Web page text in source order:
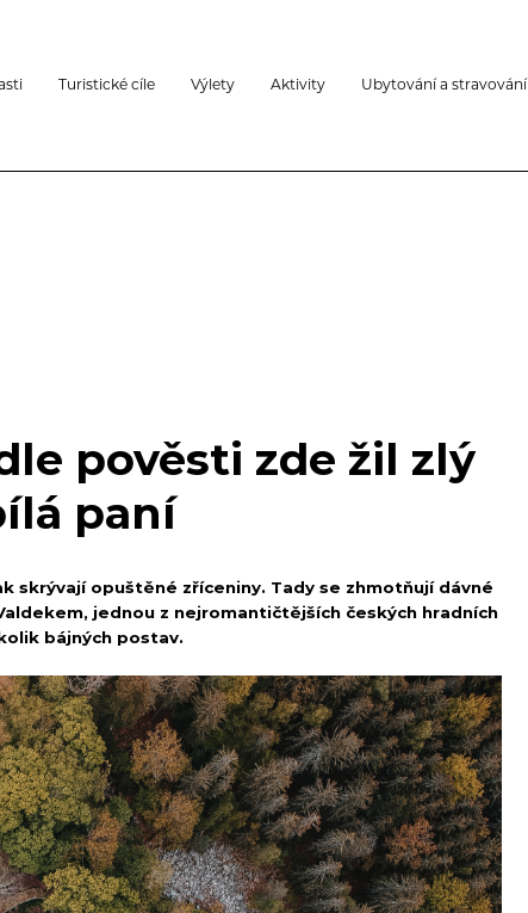
Turistické cíle Výlety Aktivity Ubytování a stravování
pověsti zde žil zlý
paní
skrývají opuštěné zříceniny. Tady se zhmotňují dávné
jednou z nejromantičtějších českých hradních
bájných postav.